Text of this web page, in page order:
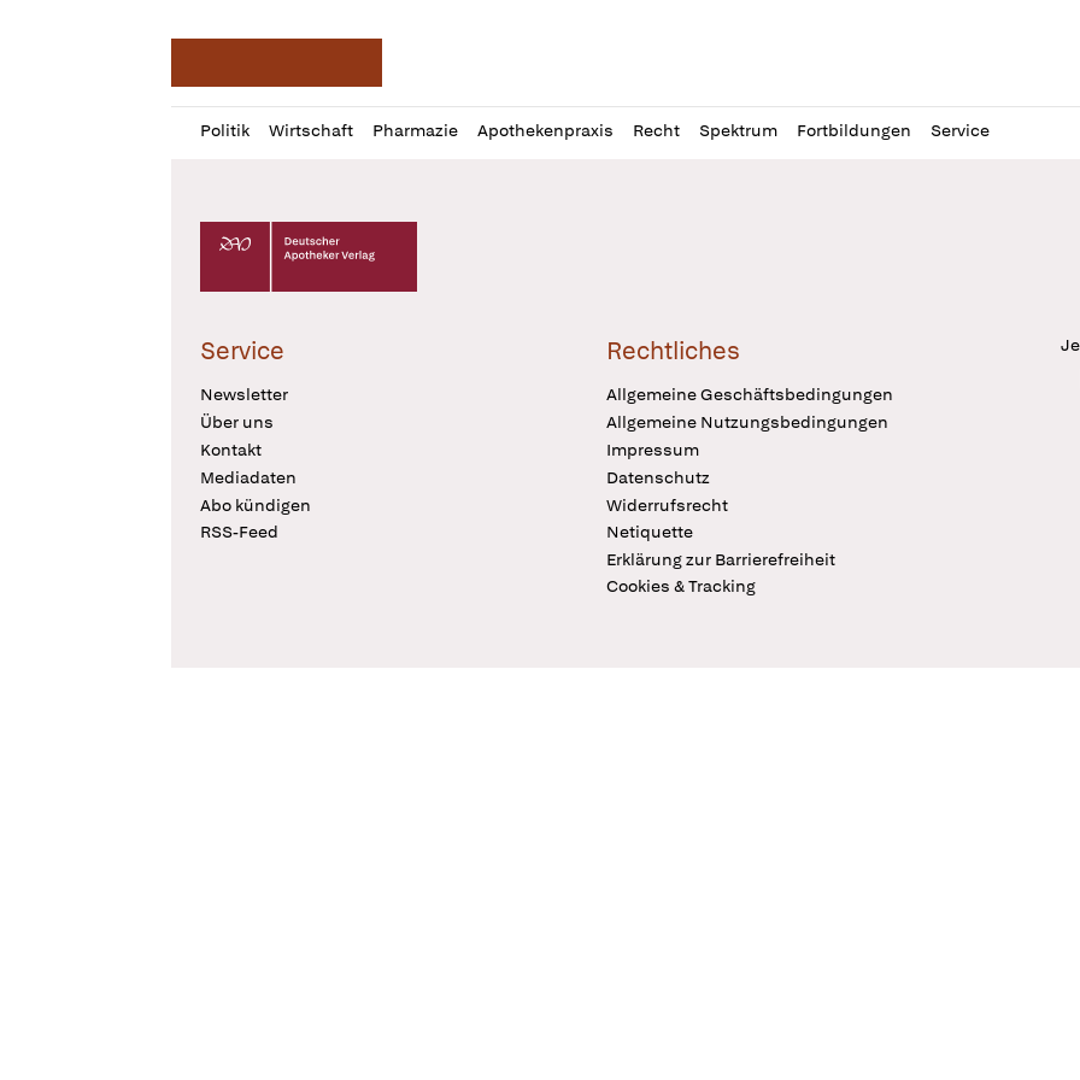
Politik Wirtschaft Pharmazie Apothekenpraxis Recht Spektrum Fortbildungen Service
Profil
öffnen
Daz
Pur
Deutscher Apotheker Verlag Logo
Service
Newsletter
Über uns
Kontakt
Mediadaten
Abo kündigen
RSS-Feed
Rechtliches
Allgemeine Geschäftsbedingungen
Allgemeine Nutzungsbedingungen
Impressum
Datenschutz
Widerrufsrecht
Netiquette
Erklärung zur Barrierefreiheit
Cookies & Tracking